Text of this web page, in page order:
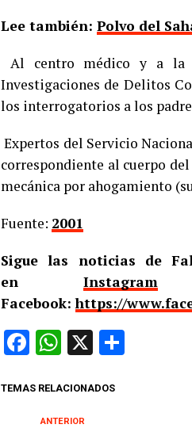
Lee también: Polvo del
Al centro médico y a la
Investigaciones de Delitos
los interrogatorios a los
Expertos del Servicio
correspondiente al cuerpo
mecánica por ahogamiento
Fuente: 2001
Sigue las noticias de
en Instagram
Facebook:https://
Facebook
WhatsApp
X
TEMAS RELACIONADOS
ANTERIOR